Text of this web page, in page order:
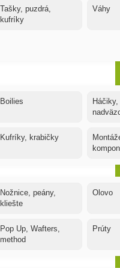
Tašky, puzdrá,
kufríky
Váhy
Boilies
Kufríky, krabičky
Nožnice, peány,
kliešte
Olovo
Pop Up, Wafters,
method
Prúty